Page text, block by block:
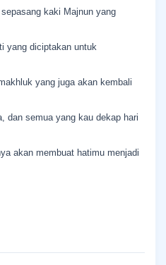
kaki Majnun yang
yang diciptakan untuk
yang juga akan kembali
dan semua yang kau dekap hari
akan membuat hatimu menjadi